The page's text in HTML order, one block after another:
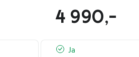
4 990,-
Ja